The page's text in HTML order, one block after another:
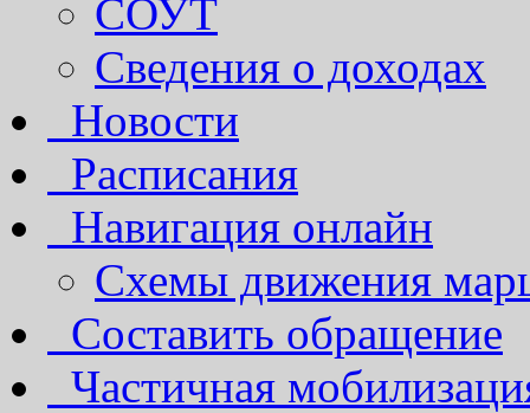
СОУТ
Сведения о доходах
Новости
Расписания
Навигация онлайн
Схемы движения
Составить обращение
Частичная